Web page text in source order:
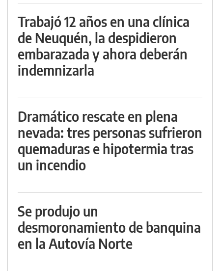
Trabajó 12 años en una clínica
de Neuquén, la despidieron
embarazada y ahora deberán
indemnizarla
Dramático rescate en plena
nevada: tres personas sufrieron
quemaduras e hipotermia tras
un incendio
Se produjo un
desmoronamiento de banquina
en la Autovía Norte